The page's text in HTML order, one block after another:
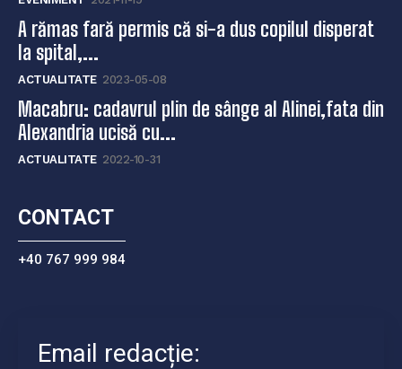
A rămas fară permis că si-a dus copilul disperat
la spital,...
ACTUALITATE 2023-05-08
Macabru: cadavrul plin de sânge al Alinei,fata din
Alexandria ucisă cu...
ACTUALITATE 2022-10-31
CONTACT
+40 767 999 984
Email redacție: